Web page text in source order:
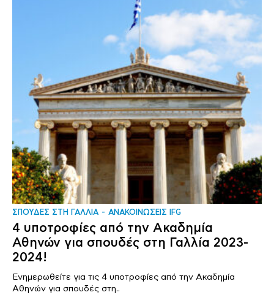
ΣΠΟΥΔΕΣ ΣΤΗ ΓΑΛΛΙΑ ΑΝΑΚΟΙΝΩΣΕΙΣ IFG
4 υποτροφίες από την Ακαδημία
Αθηνών για σπουδές στη Γαλλία 2023-
2024!
Ενημερωθείτε για τις 4 υποτροφίες από την Ακαδημία
Αθηνών για σπουδές στη..